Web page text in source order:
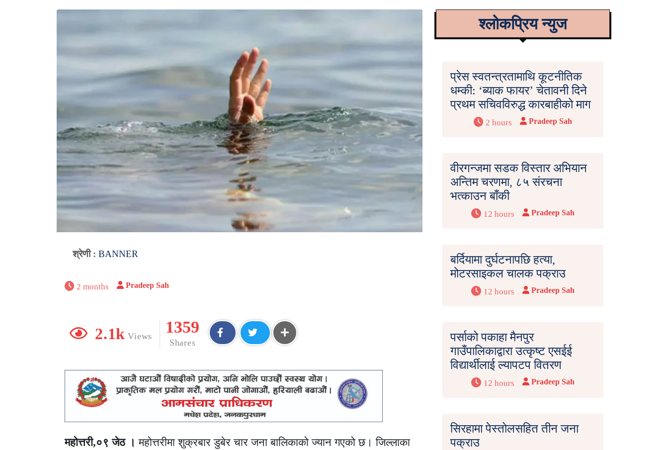
श्रेणी : BANNER
2 months Pradeep Sah
2.1k Views
1359
Shares
महोत्तरी,०९ जेठ । महोत्तरीमा शुक्रबार डुबेर चार जना बालिकाको ज्यान गएको छ। जिल्लाका
श्लोकप्रिय न्युज
प्रेस स्वतन्त्रतामाथि कूटनीतिक
धम्की: ‘ब्याक फायर’ चेतावनी दिने
प्रथम सचिवविरुद्ध कारबाहीको माग
2 hours Pradeep Sah
वीरगन्जमा सडक विस्तार अभियान
अन्तिम चरणमा, ८५ संरचना
भत्काउन बाँकी
12 hours Pradeep Sah
बर्दियामा दुर्घटनापछि हत्या,
मोटरसाइकल चालक पक्राउ
12 hours Pradeep Sah
पर्साको पकाहा मैनपुर
गाउँपालिकाद्वारा उत्कृष्ट एसईई
विद्यार्थीलाई ल्यापटप वितरण
12 hours Pradeep Sah
सिरहामा पेस्तोलसहित तीन जना
पक्राउ